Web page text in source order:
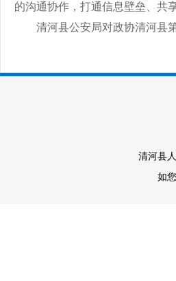
的沟通协作，打通信息壁垒、共
清河县公安局对政协清河县
清河县
如